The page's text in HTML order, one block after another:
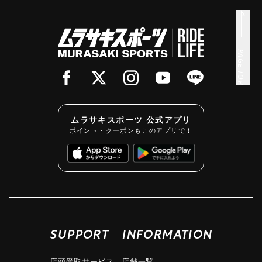
ムラサキスポーツ 公式アプリ
ポイント・クーポンもこのアプリで！
SUPPORT INFORMATION